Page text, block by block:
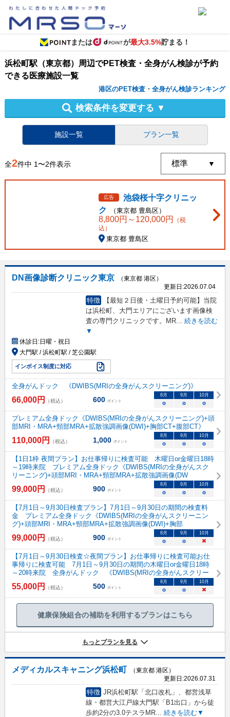
または が最大3.5%貯まる！
浜松町駅（東京都）周辺でPET検査・全身がん検診が予約
できる医療施設一覧
港区のPET検査・全身がん検診ランキング
検索条件を変更する ▼
施設一覧 プラン一覧
全2件中 1〜2件表示
広告
池袋桜十字クリニッ
ク
（東京都 豊島区）
8,800円～ 120,000円
（税
込）
東京都 豊島区
DN画像診断クリニック東京
（東京都 港区）
更新日:2026.07.04
特徴
【最短２日後・土曜日予約可能】当院
は浜松町、大門エリアにございます画像検
査の専門クリニックです。MR... 続きを読む
▼
休診日:日曜・祝日
大門駅 / 浜松町駅 / 芝公園駅
インボイス制度に対応
全身がんドック 《DWIBS(MRIの全身がんスクリーニング)》
66,000円 （税込） 600 ポイント
8月 9月 10月
○ ○ ○
プレミアム全身ドック《DWIBS(MRIの全身がんスクリーニング)+頭
部MRI・MRA+頸部MRA+拡散強調画像(DWI)+胸部CT+腹部CT》
110,000円 （税込） 1,000 ポイント
8月 9月 10月
○ ○ ○
【1日1枠 夜間プラン】お仕事帰りに検査可能 木曜日or金曜日18時
～19時来院 プレミアム全身ドック《DWIBS(MRIの全身がんスク
リーニング)+頭部MRI・MRA+頸部MRA+拡散強調画像(DW
99,000円 （税込） 900 ポイント
8月 9月 10月
○ ○ ○
【7月1日～9月30日検査プラン】7月1日～9月30日の期間の検査料
金 プレミアム全身ドック《DWIBS(MRIの全身がんスクリーニン
グ)+頭部MRI・MRA+頸部MRA+拡散強調画像(DWI)+胸部
99,000円 （税込） 900 ポイント
8月 9月 10月
○ ○ ×
【7月1日～9月30日検査☆夜間プラン】お仕事帰りに検査可能お仕
事帰りに検査可能 7月1日～9月30日の期間の木曜日or金曜日18時
～20時来院 全身がんドック 《DWIBS(MRIの全身がんスクリー
55,000円 （税込） 500 ポイント
8月 9月 10月
○ ○ ×
健康保険組合の補助を利用するプランはこちら
もっとプランを見る
メディカルスキャニング浜松町
（東京都 港区）
更新日:2026.07.31
特徴 JR浜松町駅「北口改札」、都営浅草
線・都営大江戸線大門駅「B1出口」から徒
歩約2分の3.0テスラMR... 続きを読む▼